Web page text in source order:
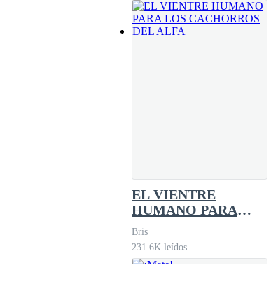
EL VIENTRE
HUMANO PARA
LOS CACHORROS
DEL ALFA
Bris
231.6K leídos